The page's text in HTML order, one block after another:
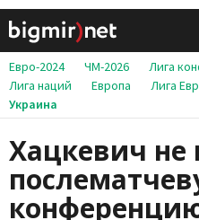
Евро-2024 ЧМ-2026 Лига
Лига наций
Европа Лига
Украина
Хацкевич